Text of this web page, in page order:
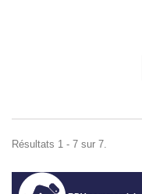
Résultats 1 - 7 sur 7.